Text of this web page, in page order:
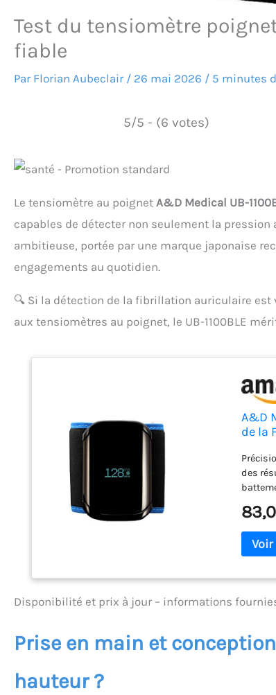
Test du tensiomètre
fiable
Par Florian Aubeclair / 26 mai 2026 / 5 minutes
5/5 - (6 votes)
Le tensiomètre au poignet A&D Medical UB-
capables de détecter non seulement la
ambitieuse, portée par une marque japonaise
engagements au quotidien.
🔍 Si la détection de la fibrillation auriculaire
aux tensiomètres au poignet, le UB-1100BLE
A&D
de la
des
Disponibilité et prix à jour – informations
Prise en main et
hauteur ?